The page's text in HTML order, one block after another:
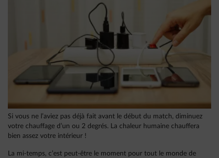
Si vous ne l’aviez pas déjà fait avant le début du match, diminuez
votre chauffage d’un ou 2 degrés. La chaleur humaine chauffera
bien assez votre intérieur !
La mi-temps, c’est peut-être le moment pour tout le monde de